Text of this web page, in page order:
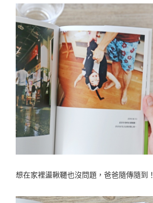
想在家裡盪鞦韆也沒問題，爸爸隨傳隨到！